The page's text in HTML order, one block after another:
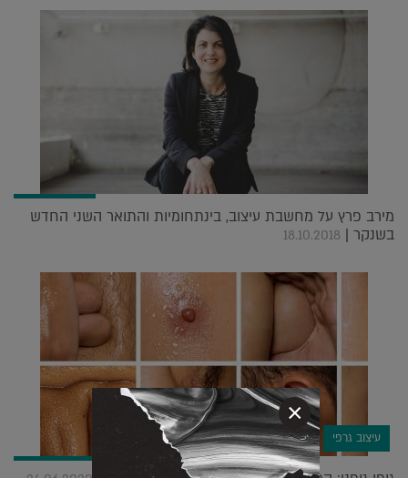
מירב פרץ על מחשבת עיצוב, בינתחומיות והתואר השני החדש
בשנקר | 18.10.2018
עיצוב גרפי
×